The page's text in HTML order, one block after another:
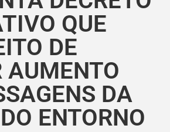
QUE
DE
AUMENTO
DA
ENTORNO